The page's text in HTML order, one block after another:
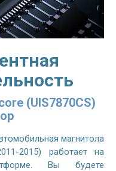
(UIS7870CS)
магнитола
2015) работает на
Вы будете